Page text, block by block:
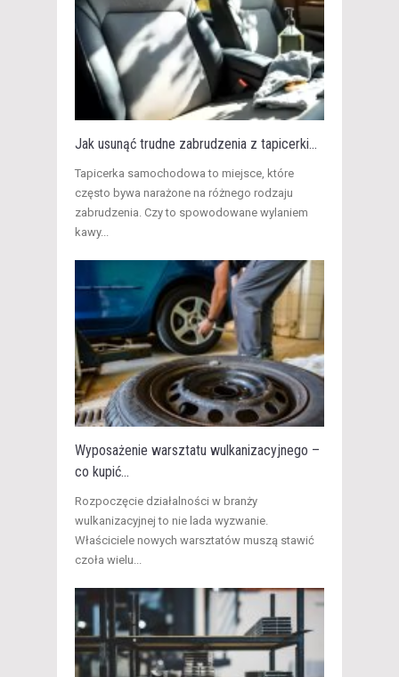
Jak usunąć trudne zabrudzenia z tapicerki...
Tapicerka samochodowa to miejsce, które
często bywa narażone na różnego rodzaju
zabrudzenia. Czy to spowodowane wylaniem
kawy...
Wyposażenie warsztatu wulkanizacyjnego –
co kupić...
Rozpoczęcie działalności w branży
wulkanizacyjnej to nie lada wyzwanie.
Właściciele nowych warsztatów muszą stawić
czoła wielu...